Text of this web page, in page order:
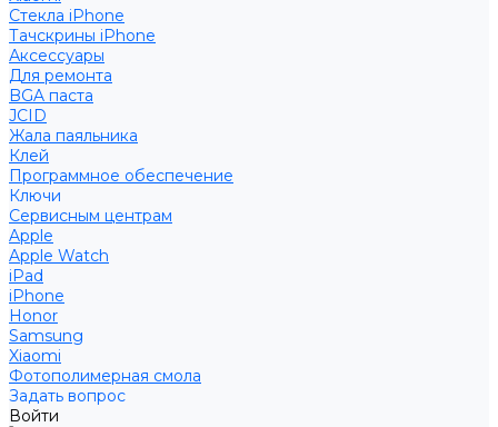
Стекла iPhone
Тачскрины iPhone
Аксессуары
Для ремонта
BGA паста
JCID
Жала паяльника
Клей
Программное обеспечение
Ключи
Сервисным центрам
Apple
Apple Watch
iPad
iPhone
Honor
Samsung
Xiaomi
Фотополимерная смола
Задать вопрос
Войти